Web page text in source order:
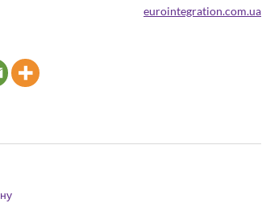
eurointegration.com.ua